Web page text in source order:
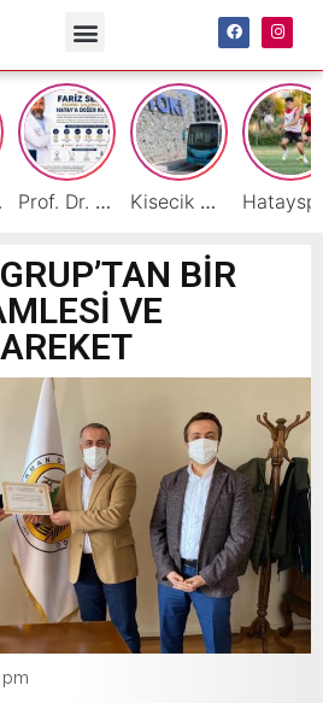
Prof. Dr. Fariz Selimli, Uluslararası Başarılarıyla Hatay’a Değer Katıyor Kisecik TOKİ’lere Toplu Ulaşım Hizmeti Başladı
BİR
VE
pm